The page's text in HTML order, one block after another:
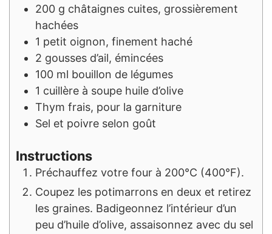
200 g châtaignes cuites, grossièrement
hachées
1 petit oignon, finement haché
2 gousses d’ail, émincées
100 ml bouillon de légumes
1 cuillère à soupe huile d’olive
Thym frais, pour la garniture
Sel et poivre selon goût
Instructions
Préchauffez votre four à 200°C (400°F).
Coupez les potimarrons en deux et retirez
les graines. Badigeonnez l’intérieur d’un
peu d’huile d’olive, assaisonnez avec du sel